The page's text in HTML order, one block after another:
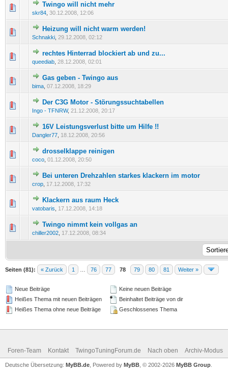
Twingo will nicht mehr
skr84 30.12.2008, 12:06
0 Bewertung(en) - 0 von 5 durchschnittlich
12345
Heizung will nicht warm werden!
Schnakki 29.12.2008, 02:12
0 Bewertung(en) - 0 von 5 durchschnittlich
12 345
rechtes Hinterrad blockiert ab und zu...
queediab 28.12.2008, 02:01
0 Bewertung(en) - 0 von 5 durchschnittlich
1 2345
Gas geben - Twingo aus
bima 07.12.2008, 18:29
0 Bewertung(en) - 0 von 5 durchschnittlich
12345
Der C3G Motor - Störungssuchtabellen
Ingo - TFNRW, 21.12.2008, 20:17
0 Bewertung(en) - 0 von 5 durchschnittlich
12345
16V Leistungsverlust bitte um Hilfe !!
Dangler77 18.12.2008, 20:56
0 Bewertung(en) - 0 von 5 durchschnittlich
1 2345
drosselklappe reinigen
coco 01.12.2008, 20:50
0 Bewertung(en) - 0 von 5 durchschnittlich
12345
Bei unteren Drehzahlen starkes klackern im motor
crop 17.12.2008, 17:32
0 Bewertung(en) - 0 von 5 durchschnittlich
12345
Klackern aus raum Heck
vatobaris 17.12.2008, 14:18
0 Bewertung(en) - 0 von 5 durchschnittlich
12345
Twingo nimmt kein vollgas an
chiller2002 17.12.2008, 08:34
0 Bewertung(en) - 0 von 5 durchschnittlich
123 45
Seiten (81): « Zurück 1 76 77 78 79 80 81 Weiter »
Neue Beiträge
Heißes Thema mit neuen Beiträgen
Heißes Thema ohne neue Beiträge
Keine neuen Beiträge
Beinhaltet Beiträge von dir
Geschlossenes Thema
Foren-Team Kontakt TwingoTuningForum.de Nach oben Archiv-Modus
Deutsche Übersetzung: MyBB.de , Powered by MyBB , © 2002-2026 MyBB Group